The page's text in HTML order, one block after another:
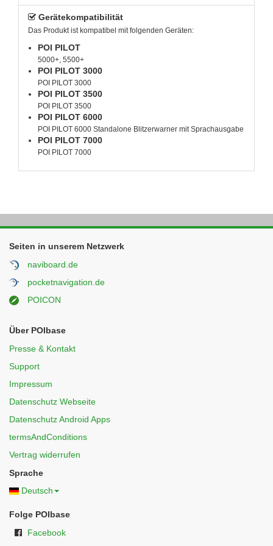
Gerätekompatibilität
Das Produkt ist kompatibel mit folgenden Geräten:
POI PILOT
5000+, 5500+
POI PILOT 3000
POI PILOT 3000
POI PILOT 3500
POI PILOT 3500
POI PILOT 6000
POI PILOT 6000 Standalone Blitzerwarner mit Sprachausgabe
POI PILOT 7000
POI PILOT 7000
Seiten in unserem Netzwerk
naviboard.de
pocketnavigation.de
POICON
Über POIbase
Presse & Kontakt
Support
Impressum
Datenschutz Webseite
Datenschutz Android Apps
termsAndConditions
Vertrag widerrufen
Sprache
Deutsch
Folge POIbase
Facebook